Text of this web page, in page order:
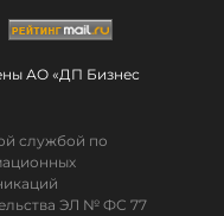
АО «ДП Бизнес
службой по
ЭЛ № ФС 77